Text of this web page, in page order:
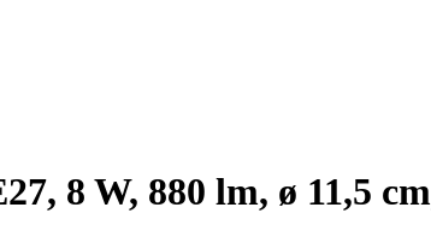
8 W, 880 lm, ø 11,5 cm